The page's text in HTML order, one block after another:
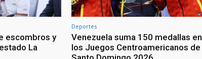
escombros y
La
Deportes
Venezuela suma 150 medallas en
los Juegos Centroamericanos de